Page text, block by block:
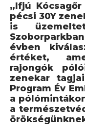
„Ifjú
pécsi 30Y
is
évben
értéket,
rajongók
zenekar
Program Év
a
a